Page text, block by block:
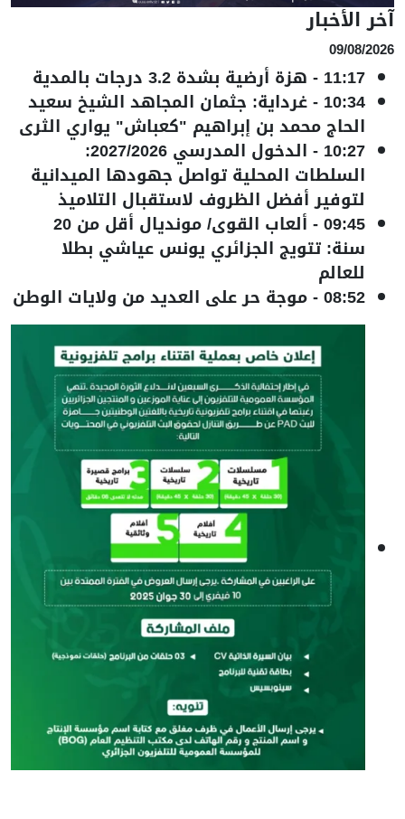
آخر الأخبار
09/08/2026
11:17
- هزة أرضية بشدة 3.2 درجات بالمدية
10:34
-غرداية: جثمان المجاهد الشيخ سعيد
الحاج محمد بن إبراهيم "كعباش" يواري الثرى
10:27
- الدخول المدرسي 2027/2026:
السلطات المحلية تواصل جهودها الميدانية
لتوفير أفضل الظروف لاستقبال التلاميذ
09:45
- ألعاب القوى/ مونديال أقل من 20
سنة: تتويج الجزائري يونس عياشي بطلا
للعالم
08:52
-موجة حر على العديد من ولايات الوطن